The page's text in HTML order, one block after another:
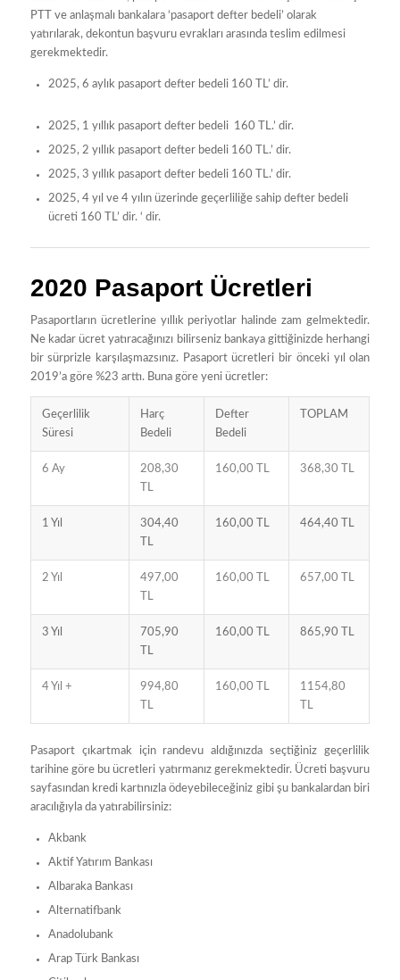
PTT ve anlaşmalı bankalara ‘pasaport defter bedeli’ olarak
yatırılarak, dekontun başvuru evrakları arasında teslim edilmesi
gerekmektedir.
2025, 6 aylık pasaport defter bedeli 160 TL’ dir.
2025, 1 yıllık pasaport defter bedeli 160 TL.’ dir.
2025, 2 yıllık pasaport defter bedeli 160 TL.’ dir.
2025, 3 yıllık pasaport defter bedeli 160 TL.’ dir.
2025, 4 yıl ve 4 yılın üzerinde geçerliliğe sahip defter bedeli
ücreti 160 TL’ dir. ‘ dir.
2020 Pasaport Ücretleri
Pasaportların ücretlerine yıllık periyotlar halinde zam gelmektedir.
Ne kadar ücret yatıracağınızı bilirseniz bankaya gittiğinizde herhangi
bir sürprizle karşılaşmazsınız. Pasaport ücretleri bir önceki yıl olan
2019’a göre %23 arttı. Buna göre yeni ücretler:
Geçerlilik
Süresi
Harç
Bedeli
Defter
Bedeli
TOPLAM
6 Ay
208,30
TL
160,00 TL 368,30 TL
1 Yıl
304,40
TL
160,00 TL 464,40 TL
2 Yıl
497,00
TL
160,00 TL 657,00 TL
3 Yıl
705,90
TL
160,00 TL 865,90 TL
4 Yıl +
994,80
TL
160,00 TL
1154,80
TL
Pasaport çıkartmak için randevu aldığınızda seçtiğiniz geçerlilik
tarihine göre bu ücretleri yatırmanız gerekmektedir. Ücreti başvuru
sayfasından kredi kartınızla ödeyebileceğiniz gibi şu bankalardan biri
aracılığıyla da yatırabilirsiniz:
Akbank
Aktif Yatırım Bankası
Albaraka Bankası
Alternatifbank
Anadolubank
Arap Türk Bankası